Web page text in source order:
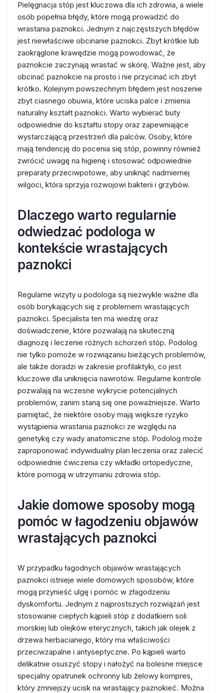
Pielęgnacja stóp jest kluczowa dla ich zdrowia, a wiele
osób popełnia błędy, które mogą prowadzić do
wrastania paznokci. Jednym z najczęstszych błędów
jest niewłaściwe obcinanie paznokci. Zbyt krótkie lub
zaokrąglone krawędzie mogą powodować, że
paznokcie zaczynają wrastać w skórę. Ważne jest, aby
obcinać paznokcie na prosto i nie przycinać ich zbyt
krótko. Kolejnym powszechnym błędem jest noszenie
zbyt ciasnego obuwia, które uciska palce i zmienia
naturalny kształt paznokci. Warto wybierać buty
odpowiednie do kształtu stopy oraz zapewniające
wystarczającą przestrzeń dla palców. Osoby, które
mają tendencję do pocenia się stóp, powinny również
zwrócić uwagę na higienę i stosować odpowiednie
preparaty przeciwpotowe, aby uniknąć nadmiernej
wilgoci, która sprzyja rozwojowi bakterii i grzybów.
Dlaczego warto regularnie
odwiedzać podologa w
kontekście wrastających
paznokci
Regularne wizyty u podologa są niezwykle ważne dla
osób borykających się z problemem wrastających
paznokci. Specjalista ten ma wiedzę oraz
doświadczenie, które pozwalają na skuteczną
diagnozę i leczenie różnych schorzeń stóp. Podolog
nie tylko pomoże w rozwiązaniu bieżących problemów,
ale także doradzi w zakresie profilaktyki, co jest
kluczowe dla uniknięcia nawrotów. Regularne kontrole
pozwalają na wczesne wykrycie potencjalnych
problemów, zanim staną się one poważniejsze. Warto
pamiętać, że niektóre osoby mają większe ryzyko
wystąpienia wrastania paznokci ze względu na
genetykę czy wady anatomiczne stóp. Podolog może
zaproponować indywidualny plan leczenia oraz zalecić
odpowiednie ćwiczenia czy wkładki ortopedyczne,
które pomogą w utrzymaniu zdrowia stóp.
Jakie domowe sposoby mogą
pomóc w łagodzeniu objawów
wrastających paznokci
W przypadku łagodnych objawów wrastających
paznokci istnieje wiele domowych sposobów, które
mogą przynieść ulgę i pomóc w złagodzeniu
dyskomfortu. Jednym z najprostszych rozwiązań jest
stosowanie ciepłych kąpieli stóp z dodatkiem soli
morskiej lub olejków eterycznych, takich jak olejek z
drzewa herbacianego, który ma właściwości
przeciwzapalne i antyseptyczne. Po kąpieli warto
delikatnie osuszyć stopy i nałożyć na bolesne miejsce
specjalny opatrunek ochronny lub żelowy kompres,
który zmniejszy ucisk na wrastający paznokieć. Można